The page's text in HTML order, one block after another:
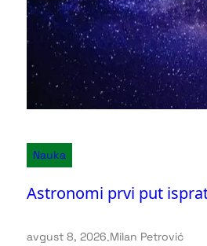
Nauka
Astronomi prvi put
avgust 8, 2026.Milan Petrović